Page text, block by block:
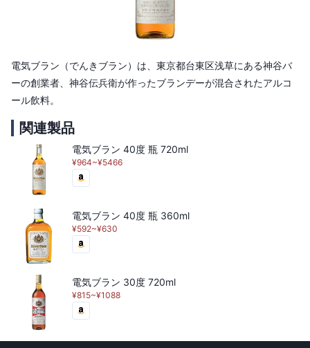
電気ブラン（でんきブラン）は、東京都台東区浅草にある神谷バ
ーの創業者、神谷伝兵衛が作ったブランデーが混合されたアルコ
ール飲料。
関連製品
電気ブラン 40度 瓶 720ml
¥964~¥5466
電気ブラン 40度 瓶 360ml
¥592~¥630
電気ブラン 30度 720ml
¥815~¥1088